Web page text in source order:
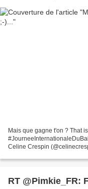
Mais que gagne t'on ? That
Celine Crespin
bisous...
RT @Pimkie_FR: